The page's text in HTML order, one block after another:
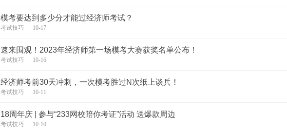
模考要达到多少分才能过经济师考试？
考试技巧 10-17
速来围观！2023年经济师第一场模考大赛获奖名单公布！
考试技巧 10-16
经济师考前30天冲刺，一次模考胜过N次纸上谈兵！
考试技巧 10-11
18周年庆 | 参与“233网校陪你考证”活动 送爆款周边
考试技巧 10-10